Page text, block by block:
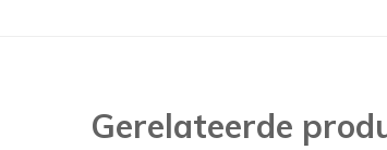
Gerelateerde